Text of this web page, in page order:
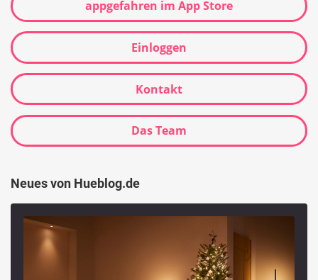
appgefahren im App Store
Einloggen
Kontakt
Das Team
Neues von Hueblog.de